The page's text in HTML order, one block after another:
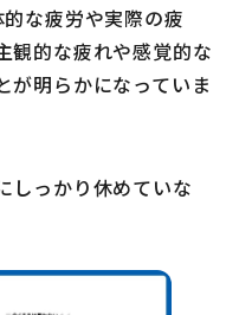
な疲労や実際の疲
観的な疲れや感覚的な
が明らかになっていま
しっかり休めていな